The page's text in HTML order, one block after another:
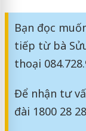
Bạn đọc
tiếp từ bà
thoại
Để nhận tư
đài 1800 28